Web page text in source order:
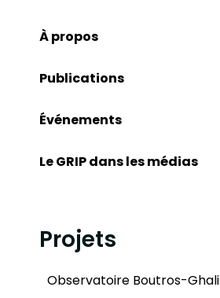
À propos
Publications
Événements
Le GRIP dans les médias
Projets
Observatoire Boutros-Ghali